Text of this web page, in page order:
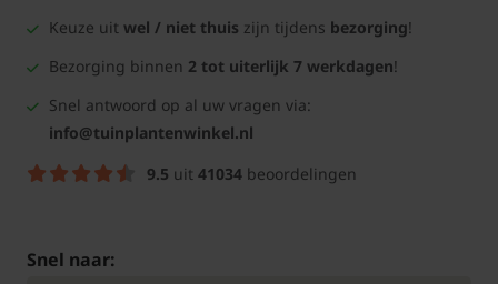
Keuze uit wel / niet thuis zijn tijdens bezorging!
Bezorging binnen 2 tot uiterlijk 7 werkdagen!
Snel antwoord op al uw vragen via:
info@tuinplantenwinkel.nl
9.5 uit 41034 beoordelingen
Snel naar: